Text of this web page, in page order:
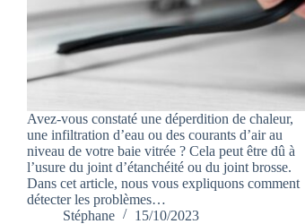
Avez-vous constaté une déperdition de chaleur,
une infiltration d’eau ou des courants d’air au
niveau de votre baie vitrée ? Cela peut être dû à
l’usure du joint d’étanchéité ou du joint brosse.
Dans cet article, nous vous expliquons comment
détecter les problèmes…
Stéphane
15/10/2023